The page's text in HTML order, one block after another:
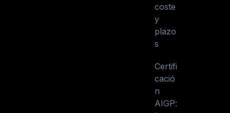
coste
y
plazo
s
Certifi
cació
n
AIGP: